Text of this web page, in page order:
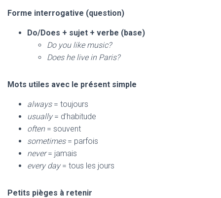
Forme interrogative (question)
Do/Does + sujet + verbe (base)
Do you like music?
Does he live in Paris?
Mots utiles avec le présent simple
always= toujours
usually= d’habitude
often= souvent
sometimes= parfois
never= jamais
every day= tous les jours
Petits pièges à retenir